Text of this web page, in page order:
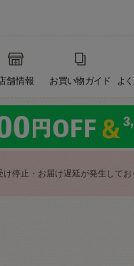
舗情報 お買い物ガイド よ
停止・お届け遅延が発生して